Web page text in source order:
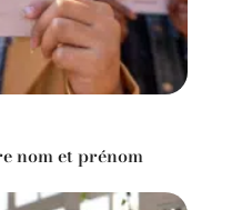
nom et prénom